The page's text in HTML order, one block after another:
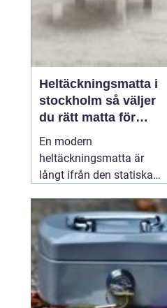
Heltäckningsmatta i
stockholm så väljer
du rätt matta för
hem och kontor
En modern
heltäckningsmatta är
långt ifrån den statiska,
många minns från 70-
och 80-talet. I dag
handlar textilgolv om
snygg design, god
slitstyrka och bättre
inomhusmiljö. För den